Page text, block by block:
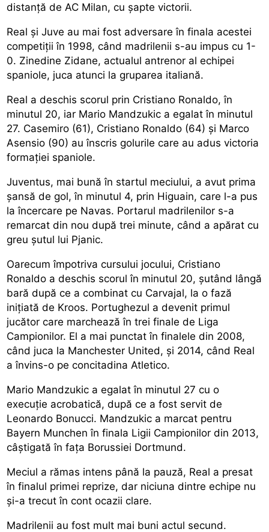
distanță de AC Milan, cu șapte victorii.
Real și Juve au mai fost adversare în finala acestei
competiții în 1998, când madrilenii s-au impus cu 1-
0. Zinedine Zidane, actualul antrenor al echipei
spaniole, juca atunci la gruparea italiană.
Real a deschis scorul prin Cristiano Ronaldo, în
minutul 20, iar Mario Mandzukic a egalat în minutul
27. Casemiro (61), Cristiano Ronaldo (64) și Marco
Asensio (90) au înscris golurile care au adus victoria
formației spaniole.
Juventus, mai bună în startul meciului, a avut prima
șansă de gol, în minutul 4, prin Higuain, care l-a pus
la încercare pe Navas. Portarul madrilenilor s-a
remarcat din nou după trei minute, când a apărat cu
greu șutul lui Pjanic.
Oarecum împotriva cursului jocului, Cristiano
Ronaldo a deschis scorul în minutul 20, șutând lângă
bară după ce a combinat cu Carvajal, la o fază
inițiată de Kroos. Portughezul a devenit primul
jucător care marchează în trei finale de Liga
Campionilor. El a mai punctat în finalele din 2008,
când juca la Manchester United, și 2014, când Real
a învins-o pe concitadina Atletico.
Mario Mandzukic a egalat în minutul 27 cu o
execuție acrobatică, după ce a fost servit de
Leonardo Bonucci. Mandzukic a marcat pentru
Bayern Munchen în finala Ligii Campionilor din 2013,
câștigată în fața Borussiei Dortmund.
Meciul a rămas intens până la pauză, Real a presat
în finalul primei reprize, dar niciuna dintre echipe nu
și-a trecut în cont ocazii clare.
Madrilenii au fost mult mai buni actul secund.